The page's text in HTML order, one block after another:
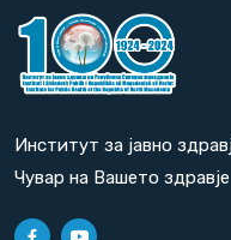
Институт за јавно
Чувар на Вашето здравје